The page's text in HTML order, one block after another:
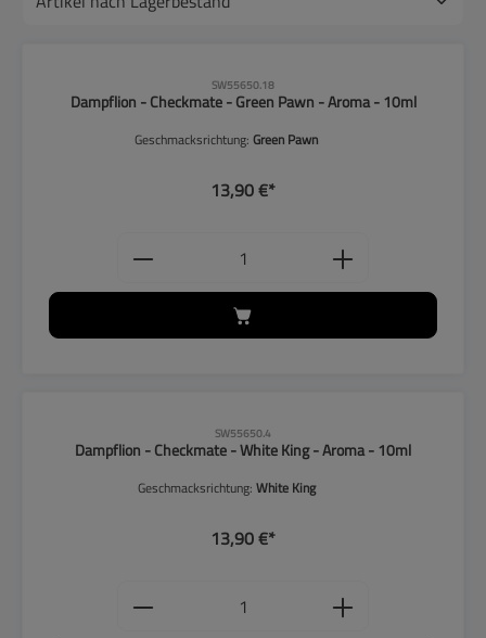
SW55650.18
Dampflion - Checkmate - Green Pawn - Aroma - 10ml
Geschmacksrichtung:Green Pawn
13,90 €*
Produkt Anzahl: Gib den
SW55650.4
Dampflion - Checkmate - White King - Aroma - 10ml
Geschmacksrichtung: White King
13,90 €*
Produkt Anzahl: Gib den